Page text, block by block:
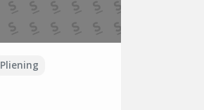
Pliening